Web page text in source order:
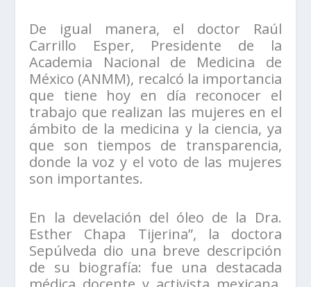
De igual manera, el doctor Raúl
Carrillo Esper, Presidente de la
Academia Nacional de Medicina de
México (ANMM), recalcó la importancia
que tiene hoy en día reconocer el
trabajo que realizan las mujeres en el
ámbito de la medicina y la ciencia, ya
que son tiempos de transparencia,
donde la voz y el voto de las mujeres
son importantes.
En la develación del óleo de la Dra.
Esther Chapa Tijerina”, la doctora
Sepúlveda dio una breve descripción
de su biografía: fue una destacada